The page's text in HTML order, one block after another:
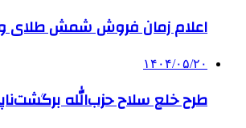
اعلام زمان فروش شمش طلای
۱۴۰۴/۰۵/۲۰
طرح خلع سلاح حزب‌الله